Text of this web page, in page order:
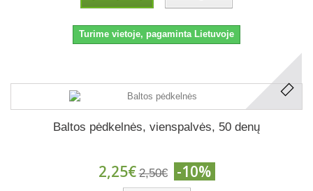
Turime vietoje, pagaminta Lietuvoje
Baltos pėdkelnės, vienspalvės, 50 denų
2,25€ 2,50€ -10%